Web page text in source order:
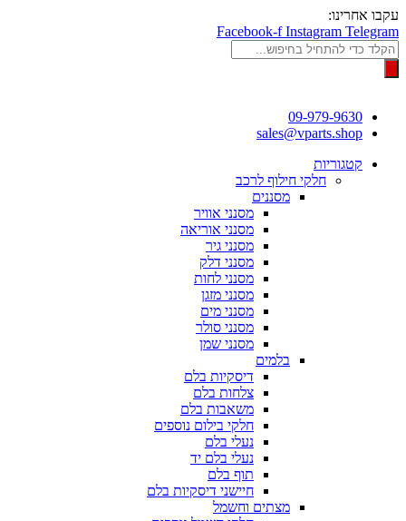
דלג
לתוכן
עקבו אחרינו:
Facebook-f Instagram Telegram
Products
search
09-979-9630
sales@vparts.shop
קטגוריות
חלקי חילוף לרכב
מסננים
מסנני אוויר
מסנני אוריאה
מסנני גיר
מסנני דלק
מסנני לחות
מסנני מזגן
מסנני מים
מסנני סולר
מסנני שמן
בלמים
דיסקיות בלם
צלחות בלם
משאבות בלם
חלקי בילום נוספים
נעלי בלם
נעלי בלם יד
תוף בלם
חיישני דיסקיות בלם
מצתים וחשמל